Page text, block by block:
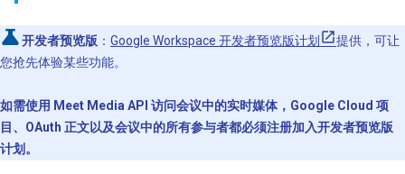
开发者预览版 ： Google Workspace 开发者预览版计划
提供，可让
您抢先体验某些功能。
如需使用 Meet Media API 访问会议中的实时媒体，Google Cloud 项
目、OAuth 正文以及会议中的所有参与者都必须注册加入开发者预览版
计划。